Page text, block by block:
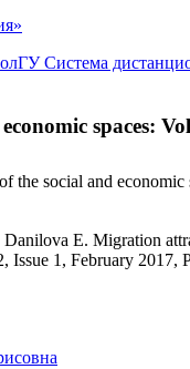
Система
spaces:
the social and economic
E. Migration
Issue 1, February 2017,